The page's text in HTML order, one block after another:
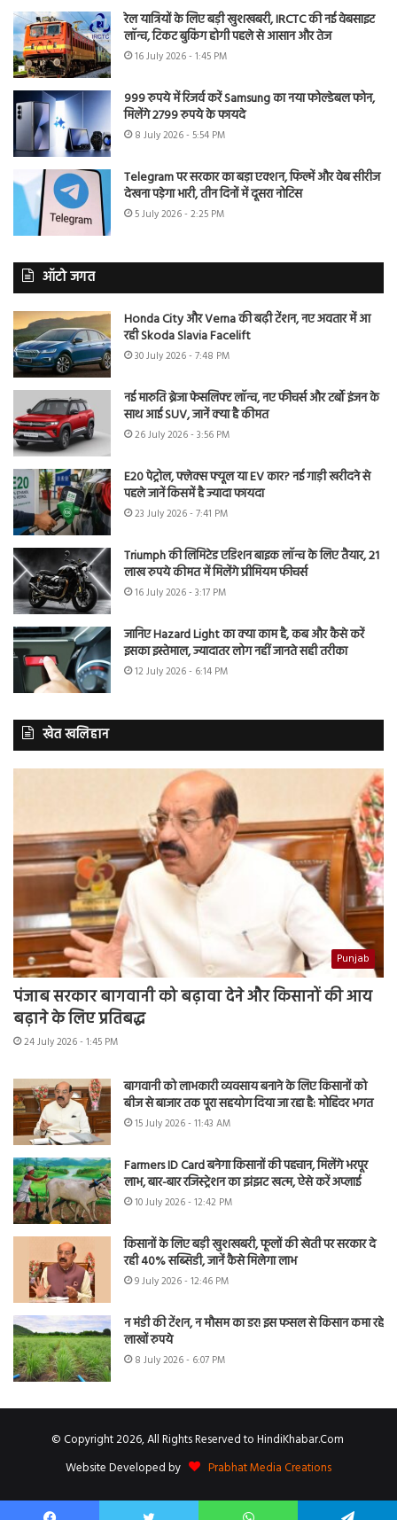
रेल यात्रियों के लिए बड़ी खुशखबरी, IRCTC की नई वेबसाइट
लॉन्च, टिकट बुकिंग होगी पहले से आसान और तेज
16 July 2026 - 1:45 PM
999 रुपये में रिजर्व करें Samsung का नया फोल्डेबल फोन,
मिलेंगे 2799 रुपये के फायदे
8 July 2026 - 5:54 PM
Telegram पर सरकार का बड़ा एक्शन, फिल्में और वेब सीरीज
देखना पड़ेगा भारी, तीन दिनों में दूसरा नोटिस
5 July 2026 - 2:25 PM
ऑटो जगत
Honda City और Verna की बढ़ी टेंशन, नए अवतार में आ
रही Skoda Slavia Facelift
30 July 2026 - 7:48 PM
नई मारुति ब्रेजा फेसलिफ्ट लॉन्च, नए फीचर्स और टर्बो इंजन के
साथ आई SUV, जानें क्या है कीमत
26 July 2026 - 3:56 PM
E20 पेट्रोल, फ्लेक्स फ्यूल या EV कार? नई गाड़ी खरीदने से
पहले जानें किसमें है ज्यादा फायदा
23 July 2026 - 7:41 PM
Triumph की लिमिटेड एडिशन बाइक लॉन्च के लिए तैयार, 21
लाख रुपये कीमत में मिलेंगे प्रीमियम फीचर्स
16 July 2026 - 3:17 PM
जानिए Hazard Light का क्या काम है, कब और कैसे करें
इसका इस्तेमाल, ज्यादातर लोग नहीं जानते सही तरीका
12 July 2026 - 6:14 PM
खेत खलिहान
Punjab
पंजाब सरकार बागवानी को बढ़ावा देने और किसानों की आय
बढ़ाने के लिए प्रतिबद्ध
24 July 2026 - 1:45 PM
बागवानी को लाभकारी व्यवसाय बनाने के लिए किसानों को
बीज से बाजार तक पूरा सहयोग दिया जा रहा है: मोहिंदर भगत
15 July 2026 - 11:43 AM
Farmers ID Card बनेगा किसानों की पहचान, मिलेंगे भरपूर
लाभ, बार-बार रजिस्ट्रेशन का झंझट खत्म, ऐसे करें अप्लाई
10 July 2026 - 12:42 PM
किसानों के लिए बड़ी खुशखबरी, फूलों की खेती पर सरकार दे
रही 40% सब्सिडी, जानें कैसे मिलेगा लाभ
9 July 2026 - 12:46 PM
न मंडी की टेंशन, न मौसम का डर! इस फसल से किसान कमा रहे
लाखों रुपये
8 July 2026 - 6:07 PM
© Copyright 2026, All Rights Reserved to HindiKhabar.Com
Website Developed by
Prabhat Media Creations